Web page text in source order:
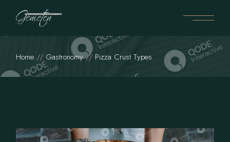
Home Gastronomy Pizza Crust Types